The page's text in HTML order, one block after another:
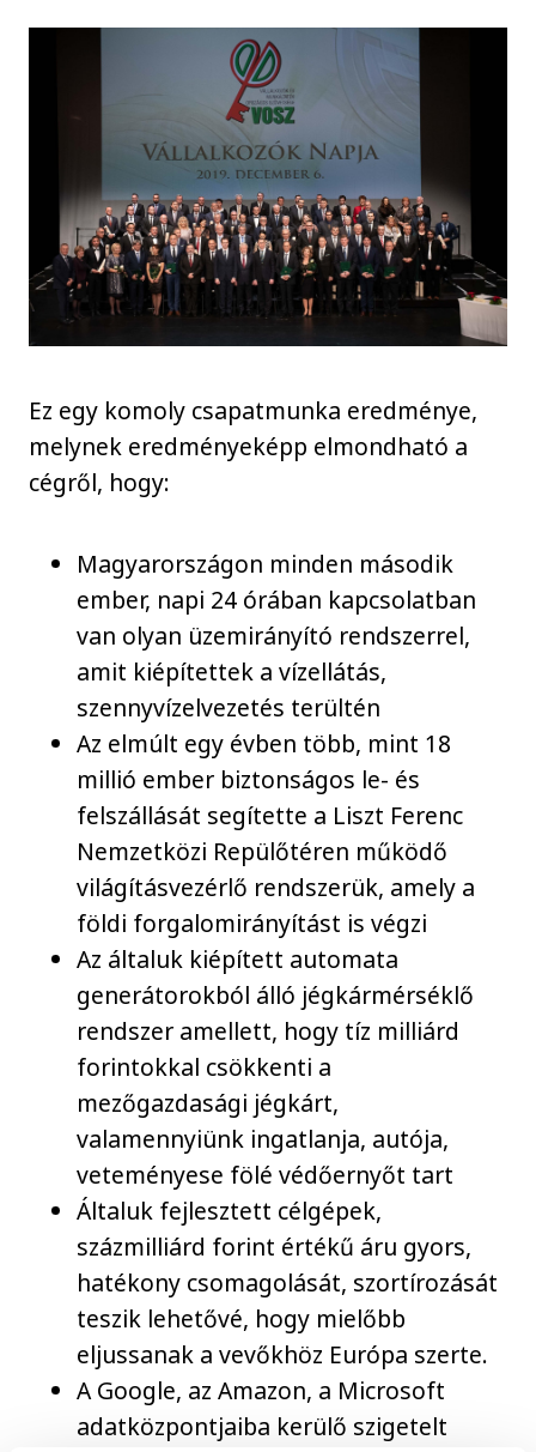
Ez egy komoly csapatmunka eredménye,
melynek eredményeképp elmondható a
cégről, hogy:
Magyarországon minden második
ember, napi 24 órában kapcsolatban
van olyan üzemirányító rendszerrel,
amit kiépítettek a vízellátás,
szennyvízelvezetés terültén
Az elmúlt egy évben több, mint 18
millió ember biztonságos le- és
felszállását segítette a Liszt Ferenc
Nemzetközi Repülőtéren működő
világításvezérlő rendszerük, amely a
földi forgalomirányítást is végzi
Az általuk kiépített automata
generátorokból álló jégkármérséklő
rendszer amellett, hogy tíz milliárd
forintokkal csökkenti a
mezőgazdasági jégkárt,
valamennyiünk ingatlanja, autója,
veteményese fölé védőernyőt tart
Általuk fejlesztett célgépek,
százmilliárd forint értékű áru gyors,
hatékony csomagolását, szortírozását
teszik lehetővé, hogy mielőbb
eljussanak a vevőkhöz Európa szerte.
A Google, az Amazon, a Microsoft
adatközpontjaiba kerülő szigetelt